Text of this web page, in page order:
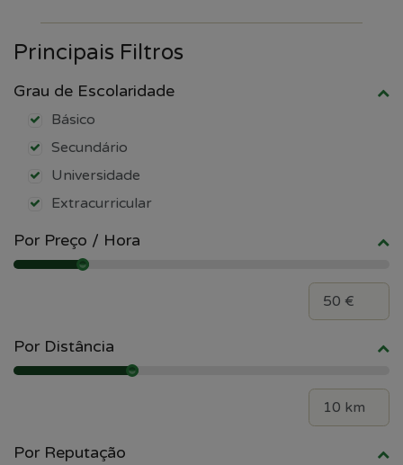
Principais Filtros
Grau de Escolaridade
Básico
Secundário
Universidade
Extracurricular
Por Preço / Hora
Por Distância
Por Reputação